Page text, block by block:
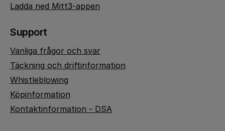
Ladda ned Mitt3-appen
Support
Vanliga frågor och svar
Täckning och driftinformation
Whistleblowing
Köpinformation
Kontaktinformation - DSA